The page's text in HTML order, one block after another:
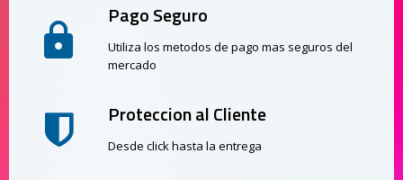
Pago Seguro
Utiliza los metodos de pago mas seguros del
mercado
Proteccion al Cliente
Desde click hasta la entrega